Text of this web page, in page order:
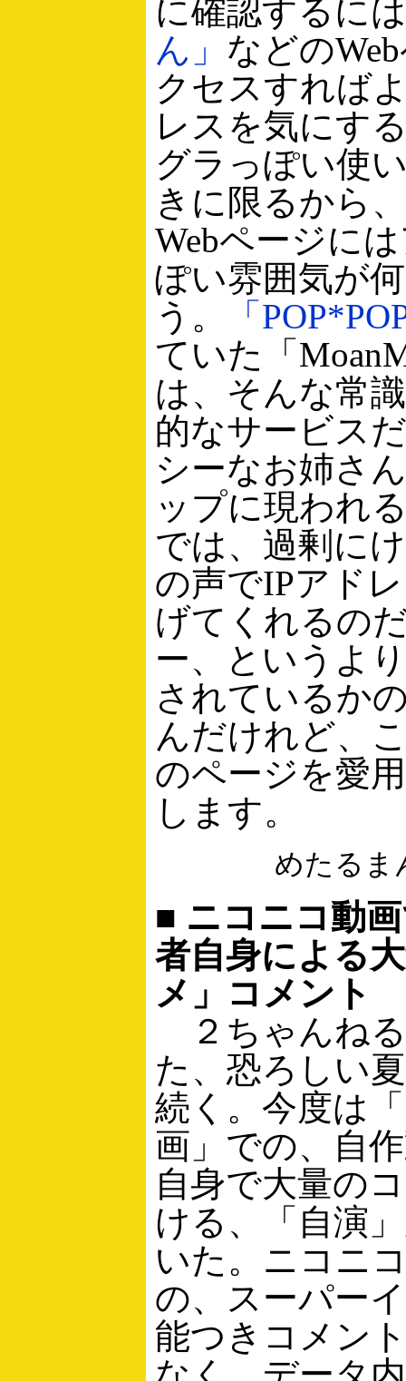
に確認するに
ん」 などの
クセスすれば
レスを気にす
グラっぽい使
きに限るから
Webページに
ぽい雰囲気が
う。
「
ていた「
は、そんな常
的なサービス
シーなお姉さ
ップに現われ
では、過剰に
の声でIPアド
げてくれるの
ー、というよ
されているか
んだけれど、
のページを愛
します。
めたるま
■ ニコニコ動
者自身による
メ」コメント
２ちゃんね
た、恐ろしい
続く。今度は
画」での、自
自身で大量の
ける、「自演
いた。ニコニ
の、スーパー
能つきコメン